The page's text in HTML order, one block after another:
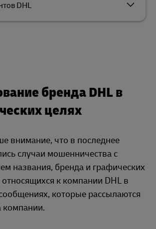
DHL
бренда DHL в
целях
внимание, что в последнее
случаи мошенничества с
названия, бренда и графических
к компании DHL в
которые рассылаются
компании.